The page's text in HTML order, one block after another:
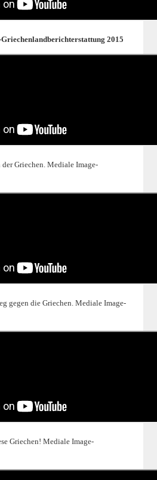
2015
Griechen. Mediale Image-
gegen die Griechen. Mediale Image-
Griechen! Mediale Image-